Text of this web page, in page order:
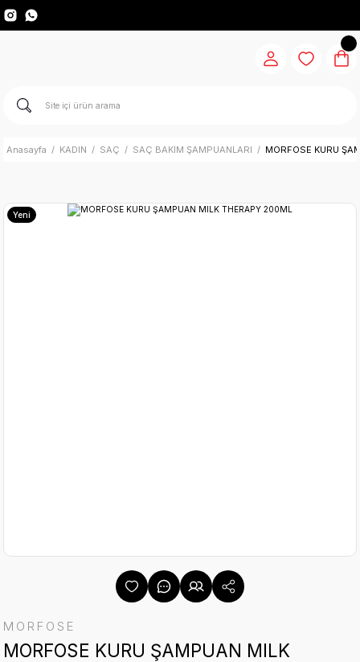
Anasayfa KADIN SAÇ SAÇ BAKIM ŞAMPUANLARI MORFOSE KURU
Yeni
MORFOSE
MORFOSE KURU ŞAMPUAN MILK